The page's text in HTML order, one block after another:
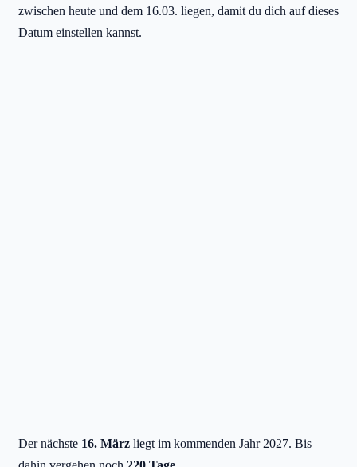
zwischen heute und dem 16.03. liegen, damit du dich auf dieses
Datum einstellen kannst.
Der nächste 16. März liegt im kommenden Jahr 2027. Bis